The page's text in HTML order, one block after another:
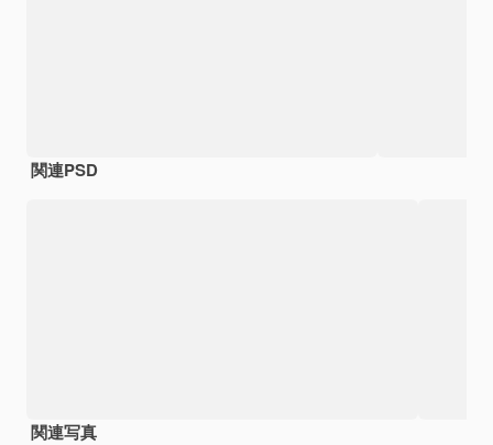
関連PSD
関連写真